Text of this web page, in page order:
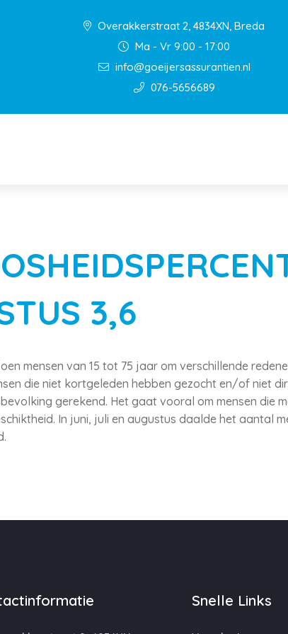
Overakkerstraat 2, 4834XN, Breda
Ma - Vr 9:00 - 17:00
info@goeijersassurantien.nl
076-5656689
3,6
mensen van 15 tot 75 jaar om verschillende
die niet kortgeleden hebben gezocht en/of niet
gerekend. Het gaat vooral om mensen die
In juni, juli en augustus daalde het aantal
Snelle Links